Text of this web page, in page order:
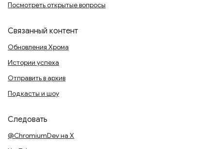
Посмотреть открытые вопросы
Связанный контент
Обновления Хрома
Истории успеха
Отправить в архив
Подкасты и шоу
Следовать
@ChromiumDev на X